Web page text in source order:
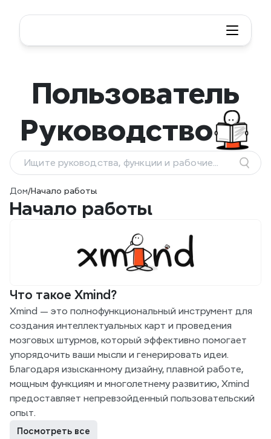
Пользователь
Руководство
Ищите руководства, функции и рабочие
процессы
Дом/Начало работы
Начало работы
Что такое Xmind?
Xmind — это полнофункциональный инструмент для
создания интеллектуальных карт и проведения
мозговых штурмов, который эффективно помогает
упорядочить ваши мысли и генерировать идеи.
Благодаря изысканному дизайну, плавной работе,
мощным функциям и многолетнему развитию, Xmind
предоставляет непревзойденный пользовательский
опыт.
Посмотреть все